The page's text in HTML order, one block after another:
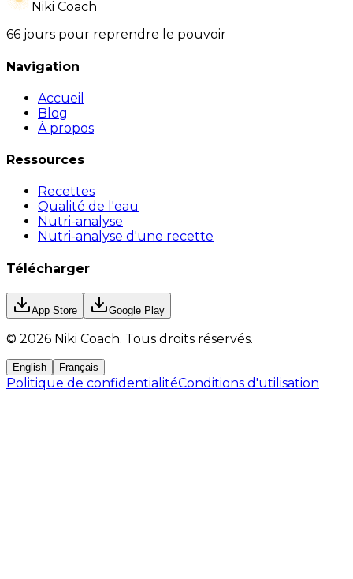
Niki Coach
66 jours pour reprendre le pouvoir
Navigation
Accueil
Blog
À propos
Ressources
Recettes
Qualité de l'eau
Nutri-analyse
Nutri-analyse d'une recette
Télécharger
App Store Google Play
© 2026 Niki Coach. Tous droits réservés.
English Français
Politique de confidentialitéConditions d'utilisation